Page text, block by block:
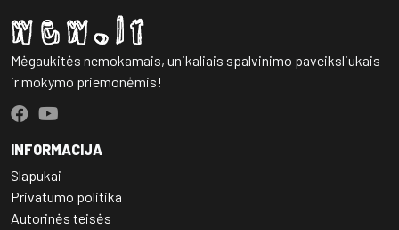
Mėgaukitės nemokamais, unikaliais spalvinimo paveiksliukais
ir mokymo priemonėmis!
INFORMACIJA
Slapukai
Privatumo politika
Autorinės teisės